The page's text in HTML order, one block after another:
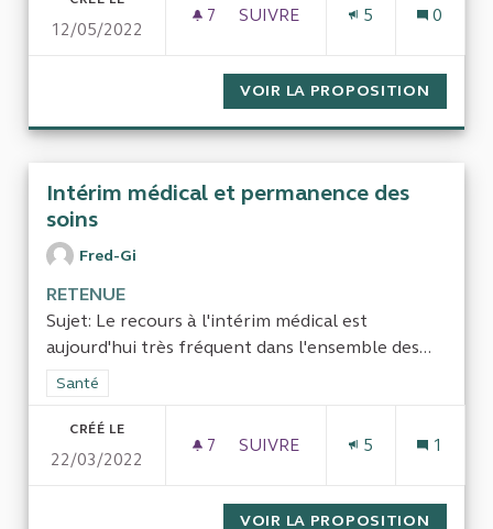
12/05/2022
7 7 ABONNÉS
SUIVRE
5 0
VOIR LA PROPOSITION
Intérim médical et permanence des
soins
Fred-Gi
RETENUE
Sujet: Le recours à l'intérim médical est
aujourd'hui très fréquent dans l'ensemble des...
Filtrer les résultats de la catégorie : Santé
Santé
CRÉÉ LE
22/03/2022
7 7 ABONNÉS
SUIVRE
5 1
VOIR LA PROPOSITION